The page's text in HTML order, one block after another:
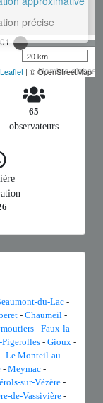
Nombre
précise
20 km
Leaflet | © OpenStreetMap
65
observateurs
du-Lac -
- Chaumeil -
- Faux-la-
- Gioux -
- Le Monteil-au-
- Meymac -
sur-Vézère -
de-Vassivière -